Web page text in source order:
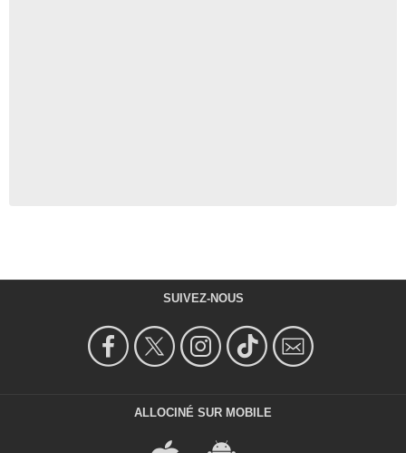
SUIVEZ-NOUS
ALLOCINÉ SUR MOBILE